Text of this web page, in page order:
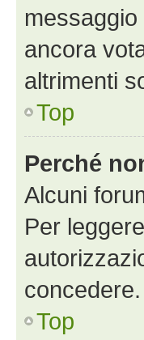
ancora
altrimenti
Top
Perché
Alcuni
Per
concedere.
Top